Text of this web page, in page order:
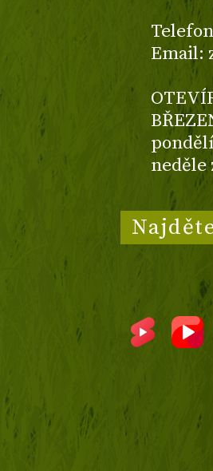
Email:
neděle